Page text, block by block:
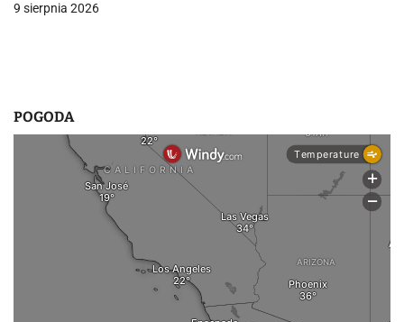
s
9 sierpnia 2026
POGODA